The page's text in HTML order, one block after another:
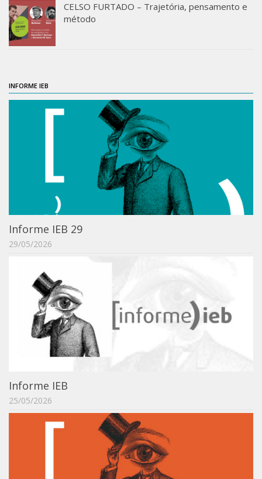
Notícias da Pós
Aluno Especial
1° semestre
2° semestre
Informações aos Alunos
IEB Virtual
Podcast
IEBinário
Hackathon e Edit-a-thon
Slam de Corda
Wikimedia e Wikidata
LABIEB
Sobre o LABIEB
Eventos
Núcleos de Atividades
CELSO FURTADO – Trajetória, pensamento e
método
INFORME IEB
Informe IEB 29
29/05/2026
Informe IEB
25/05/2026